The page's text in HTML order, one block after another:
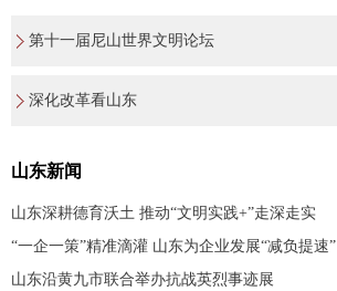
第十一届尼山世界文明论坛
深化改革看山东
山东新闻
山东深耕德育沃土 推动“文明实践+”走深走实
“一企一策”精准滴灌 山东为企业发展“减负提速”
山东沿黄九市联合举办抗战英烈事迹展